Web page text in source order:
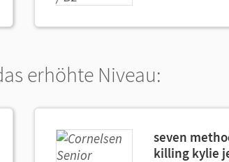
erhöhte Niveau:
seven
killing kylie